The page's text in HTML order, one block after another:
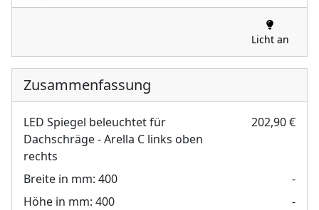
Licht an
Zusammenfassung
LED Spiegel beleuchtet für
Dachschräge - Arella C links oben
rechts
202,90 €
Breite in mm: 400
-
Höhe in mm: 400
-